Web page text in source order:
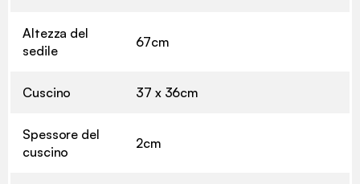
Altezza del
sedile
67cm
Cuscino 37 x 36cm
Spessore del
cuscino
2cm